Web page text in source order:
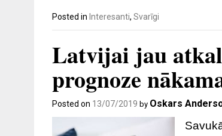
Posted in Interesanti, Svarīgi
Latvijai jau
prognoze
Posted on 13/07/2019 by Oskars